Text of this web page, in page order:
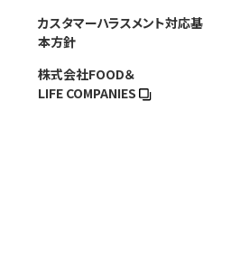
カスタマーハラスメント対応基
本方針
株式会社FOOD＆
LIFE COMPANIES